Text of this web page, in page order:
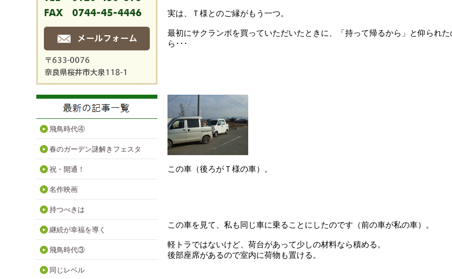
実は、Ｔ様とのご縁がもう一つ。
最初にサクランボを買っていただいたときに、「持って帰るから」と仰られ
ら･･･
この車（後ろがＴ様の車）。
この車を見て、私も同じ車に乗ることにしたのです（前の車が私の車）。
軽トラではないけど、荷台があって少しの材料なら積める。
後部座席があるので室内に荷物も置ける。
飛鳥時代④
春のガーデン謎解きフェスタ
祝・開通！
名作映画
持つべきは
継続が幸福を導く
飛鳥時代③
同じレベル